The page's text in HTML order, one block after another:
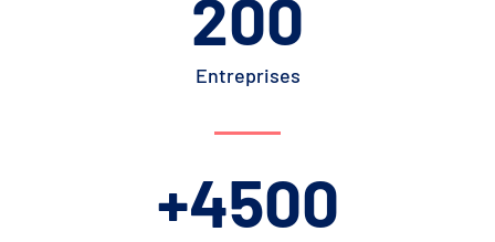
Entreprises
200
+4500